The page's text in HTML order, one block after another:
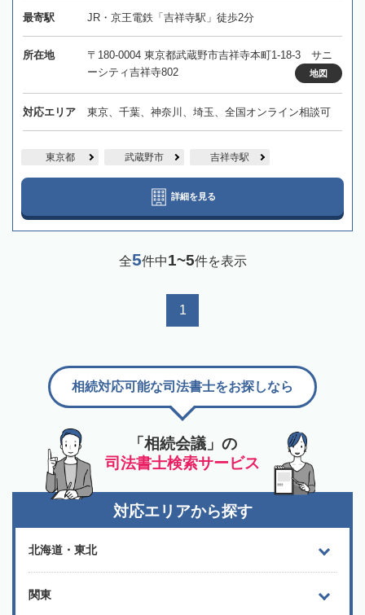
最寄駅 JR・京王電鉄「吉祥寺駅」徒歩2分
所在地
〒180-0004 東京都武蔵野市吉祥寺本町1-18-3 サニ
ーシティ吉祥寺802
地図
対応エリア 東京、千葉、神奈川、埼玉、全国オンライン相談可
東京都 武蔵野市 吉祥寺駅
詳細を見る
全5件中1~5件を表示
1
「相続会議」の
司法書士検索サービス
相続対応可能な司法書士をお探しなら
対応エリアから探す
北海道・東北
関東